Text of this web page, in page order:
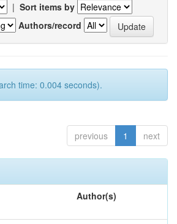
| Sort items by
Authors/record
time: 0.004 seconds).
previous 1 next
Author(s)